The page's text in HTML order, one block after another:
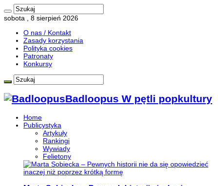
sobota , 8 sierpień 2026
O nas / Kontakt
Zasady korzystania
Polityka cookies
Patronaty
Konkursy
Badloopus W pętli popkultury
Home
Publicystyka
Artykuły
Rankingi
Wywiady
Felietony